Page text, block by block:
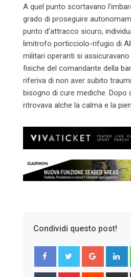
A quel punto scortavano
grado di proseguire
punto d’attracco sicuro,
limitrofo porticciolo-rifugio di
militari operanti si
fisiche del comandante della
riferiva di non aver subito
bisogno di cure mediche. Dopo
ritrovava alche la calma e la
Condividi questo post!
Google+